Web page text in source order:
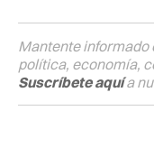
Mantente informado
política, economía,
Suscríbete aquía